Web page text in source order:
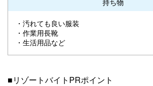
・汚れても良い服装
・作業用長靴
・生活用品など
■リゾートバイトPRポイント